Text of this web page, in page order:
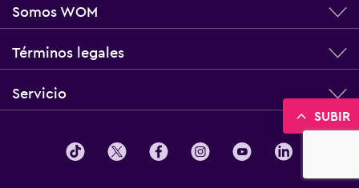
SUBIR
Somos WOM
Términos legales
Servicio